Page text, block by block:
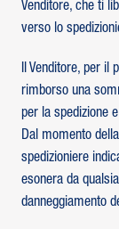
Venditore, che ti
verso lo
Il Venditore, per il
rimborso una
per la spedizione
Dal momento
spedizioniere
esonera da
danneggiamento